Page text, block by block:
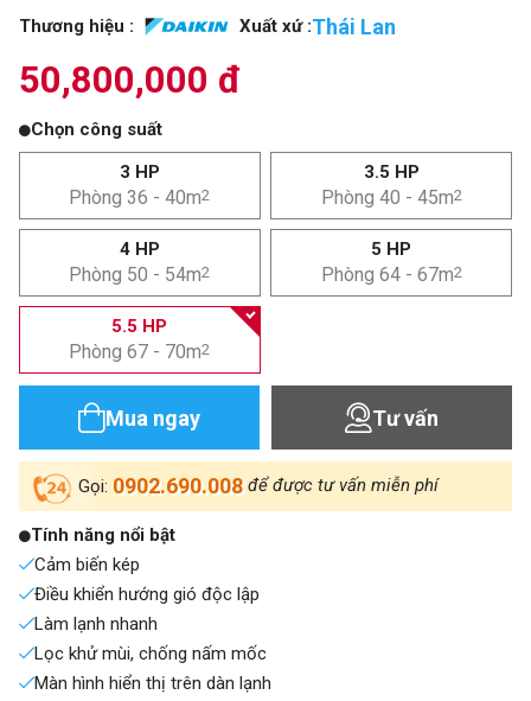
Thương hiệu : Xuất xứ :Thái Lan
50,800,000 đ
Chọn công suất
3 HP
Phòng 36 - 40m2
3.5 HP
Phòng 40 - 45m2
4 HP
Phòng 50 - 54m2
5 HP
Phòng 64 - 67m2
5.5 HP
Phòng 67 - 70m2
Mua ngay Tư vấn
Gọi: 0902.690.008 để được tư vấn miễn phí
Tính năng nổi bật
Cảm biến kép
Điều khiển hướng gió độc lập
Làm lạnh nhanh
Lọc khử mùi, chống nấm mốc
Màn hình hiển thị trên dàn lạnh